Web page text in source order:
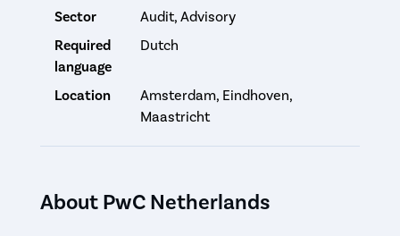
Sector
Audit, Advisory
Required
language
Dutch
Location
Amsterdam, Eindhoven,
Maastricht
About PwC Netherlands